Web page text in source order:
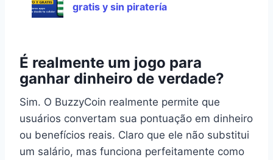
gratis y sin piratería
É realmente um jogo para
ganhar dinheiro de verdade?
Sim. O BuzzyCoin realmente permite que
usuários convertam sua pontuação em dinheiro
ou benefícios reais. Claro que ele não substitui
um salário, mas funciona perfeitamente como